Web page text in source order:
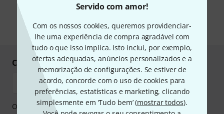
Servido com amor!
Com os nossos cookies, queremos providenciar-
lhe uma experiência de compra agradável com
tudo o que isso implica. Isto inclui, por exemplo,
ofertas adequadas, anúncios personalizados e a
memorização de configurações. Se estiver de
acordo, concorde com o uso de cookies para
preferências, estatísticas e marketing, clicando
simplesmente em ‘Tudo bem’ (mostrar todos).
encontrar mais informações sobre a newsletter na nossa
* Requeridos
Compre e pague em segurança
O pagamento pode ser feito de forma segura através de